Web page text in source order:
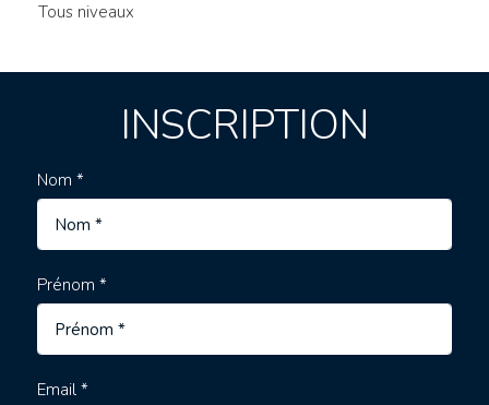
Tous niveaux
INSCRIPTION
Nom *
Prénom *
Email *